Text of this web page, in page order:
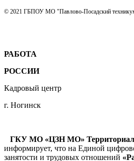
© 2021 ГБПОУ МО "Павлово-Посадский
РАБОТА
РОССИИ
Кадровый центр
г. Ногинск
ГКУ МО «ЦЗН МО»
информирует, что на Единой
занятости и трудовых отношений